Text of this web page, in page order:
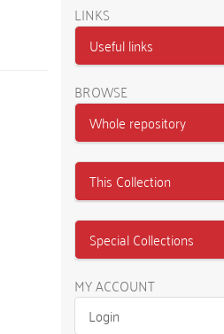
LINKS
Useful links
BROWSE
Whole repository
This Collection
Special Collections
MY ACCOUNT
Login